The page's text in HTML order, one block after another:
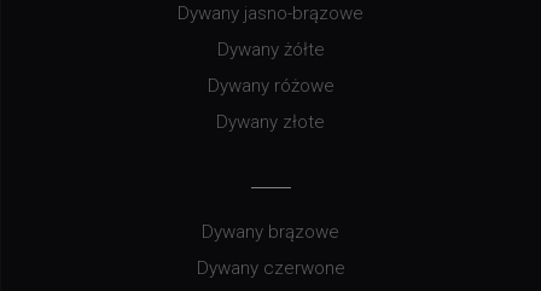
Dywany jasno-brązowe
Dywany żółte
Dywany różowe
Dywany złote
Dywany brązowe
Dywany czerwone